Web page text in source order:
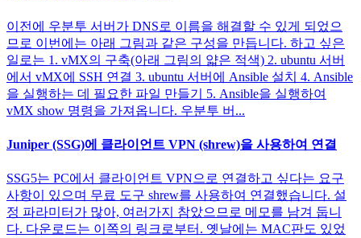
이전에 우분투 서버가 DNS로 이름을 해결할 수 있게 되었으
므로 이번에는 아래 그림과 같은 구성을 만듭니다. 하고 싶은
일로는 1. vMX의 구축(아래 그림의 얇은 적색) 2. ubuntu 서버
에서 vMX에 SSH 연결 3. ubuntu 서버에 Ansible 설치 4. Ansible
을 실행하는 데 필요한 파일 만들기 5. Ansible을 실행하여
vMX show 명령을 가져옵니다. 우분투 버...
Juniper (SSG)에 클라이언트 VPN (shrew)을 사용하여 연결
SSG5는 PC에서 클라이언트 VPN으로 연결하고 싶다는 요구
사항이 있으며 무료 도구 shrew를 사용하여 연결했습니다. 설
정 파라미터가 많아, 여러가지 참았으므로 메모를 남겨 둡니
다. 다운로드는 이쪽의 링크로부터. 옛날에는 MAC판도 있었